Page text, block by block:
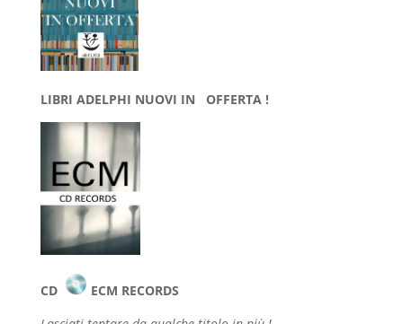
LIBRI ADELPHI NUOVI IN OFFERTA !
CD
ECM RECORDS